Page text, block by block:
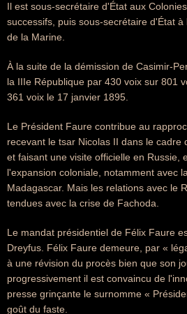
Il est sous-secrétaire d'État aux
successifs, puis sous-secrétaire d'État
de la Marine.
À la suite de la démission de Casimir-
la IIIe République par 430 voix sur 801
361 voix le 17 janvier 1895.
Le Président Faure contribue au
recevant le tsar Nicolas II dans le cadre
et faisant une visite officielle en Russie,
l'expansion coloniale, notamment avec
Madagascar. Mais les relations avec le
tendues avec la crise de Fachoda.
Le mandat présidentiel de Félix Faure
Dreyfus. Félix Faure demeure, par «
à une révision du procès bien que son
progressivement il est convaincu de
presse grinçante le surnomme «
goût du faste.